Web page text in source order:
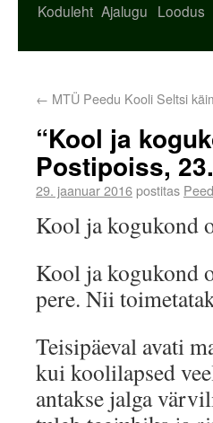
Koduleht Ajalugu Loodus
← MTÜ Peedu Kooli Seltsi
“Kool ja
Postipoiss,
29. jaanuar 2016postitas
Kool ja kogukond
Kool ja kogukond
pere. Nii
Teisipäeval avati
kui koolilapsed
antakse jalga